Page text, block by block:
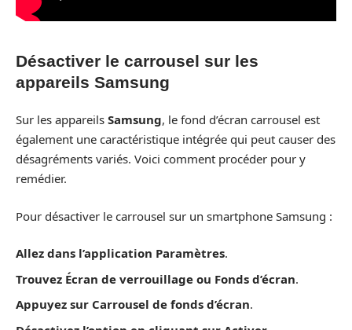
Désactiver le carrousel sur les
appareils Samsung
Sur les appareils Samsung, le fond d’écran carrousel est
également une caractéristique intégrée qui peut causer des
désagréments variés. Voici comment procéder pour y
remédier.
Pour désactiver le carrousel sur un smartphone Samsung :
Allez dans l’application Paramètres.
Trouvez Écran de verrouillage ou Fonds d’écran.
Appuyez sur Carrousel de fonds d’écran.